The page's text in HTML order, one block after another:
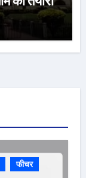
फीचर